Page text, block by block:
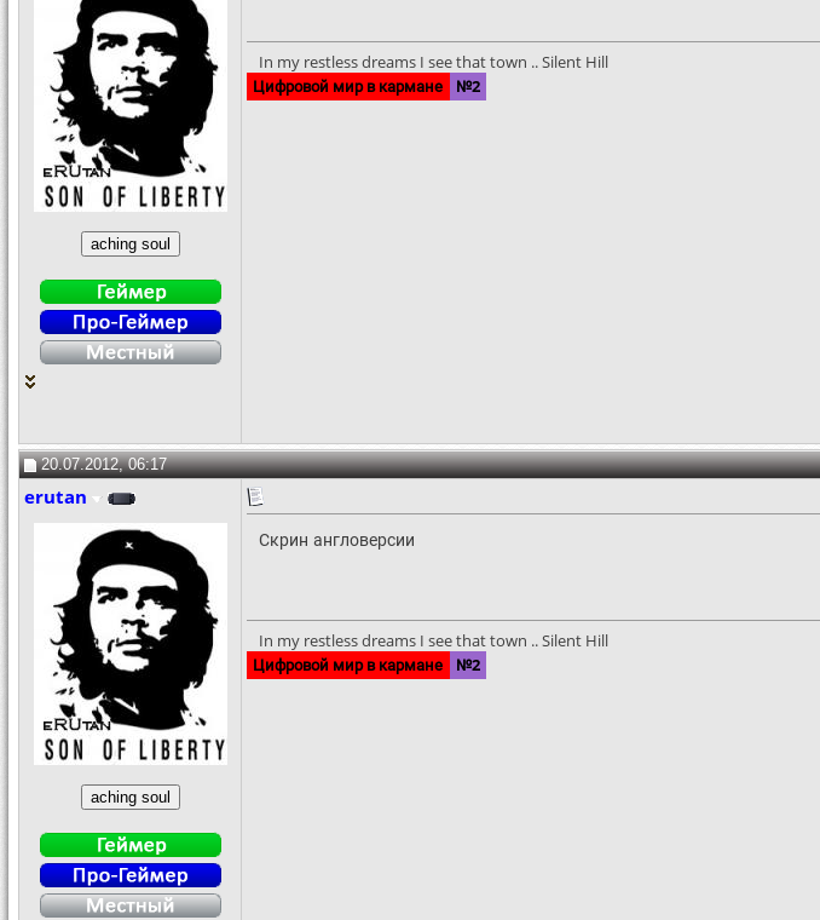
In my restless dreams I see that town .. Silent Hill
Цифровой мир в кармане
№2
20.07.2012, 06:17
erutan
Скрин англоверсии
In my restless dreams I see that town .. Silent Hill
Цифровой мир в кармане
№2